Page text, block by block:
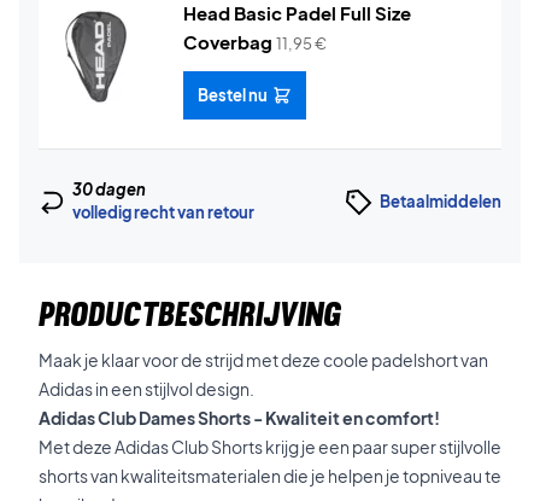
Head Basic Padel Full Size
Coverbag 11,95€
Bestel nu
30 dagen
volledig recht van retour
Betaalmiddelen
PRODUCTBESCHRIJVING
Maak je klaar voor de strijd met deze coole padelshort van
Adidas in een stijlvol design.
Adidas Club Dames Shorts - Kwaliteit en comfort!
Met deze Adidas Club Shorts krijg je een paar super stijlvolle
shorts van kwaliteitsmaterialen die je helpen je topniveau te